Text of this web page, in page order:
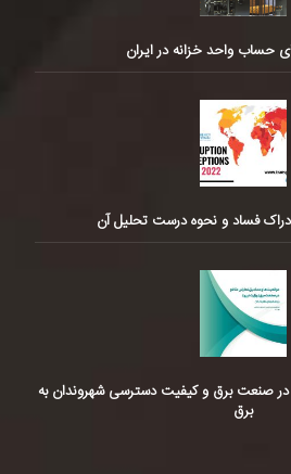
حساب واحد خزانه در ایران
فساد و نحوه درست تحلیل آن
در صنعت برق و کیفیت دسترسی شهروندان به
برق